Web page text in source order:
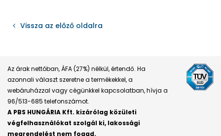
Vissza az előző oldalra
Az árak nettóban, ÁFA (27%) nélkül, értendő. Ha
azonnali választ szeretne a termékekkel, a
webáruházzal vagy cégünkkel kapcsolatban, hívja a
96/513-685 telefonszámot.
A PBS HUNGÁRIA Kft. kizárólag közületi
végfelhasználókat szolgál ki, lakossági
megrendelést nem fogad.